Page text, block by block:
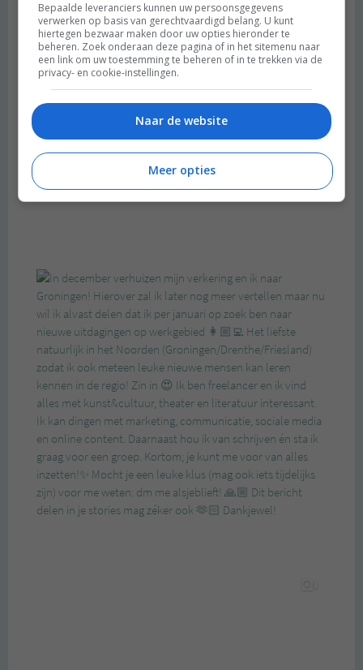
Bepaalde leveranciers kunnen uw persoonsgegevens
verwerken op basis van gerechtvaardigd belang. U kunt
hiertegen bezwaar maken door uw opties hieronder te
beheren. Zoek onderaan deze pagina of in het sitemenu naar
een link om uw toestemming te beheren of in te trekken via de
privacy- en cookie-instellingen.
Naar de website
Meer opties